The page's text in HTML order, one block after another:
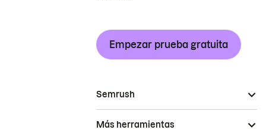
Empezar prueba gratuita
Semrush
Más herramientas